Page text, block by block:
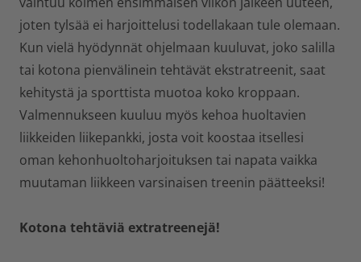
joten tylsää ei harjoittelusi todellakaan tule olemaan.
Kun vielä hyödynnät ohjelmaan kuuluvat, joko salilla
tai kotona pienvälinein tehtävät ekstratreenit, saat
kehitystä ja sporttista muotoa koko kroppaan.
Valmennukseen kuuluu myös kehoa huoltavien
liikkeiden liikepankki, josta voit koostaa itsellesi
oman kehonhuoltoharjoituksen tai napata vaikka
muutaman liikkeen varsinaisen treenin päätteeksi!
Kotona tehtäviä extratreenejä!